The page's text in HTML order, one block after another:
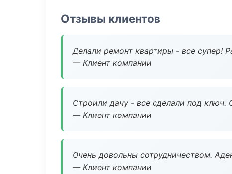
Отзывы клиентов
Делали ремонт квартиры - все супер!
— Клиент компании
Строили дачу - все сделали под
— Клиент компании
Очень довольны сотрудничеством.
— Клиент компании